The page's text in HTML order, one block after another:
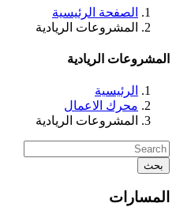
الصفحة الرئيسية
المشروعات الريادية
المشروعات الريادية
الرئيسية
محرك الاعمال
المشروعات الريادية
بحث
المسارات